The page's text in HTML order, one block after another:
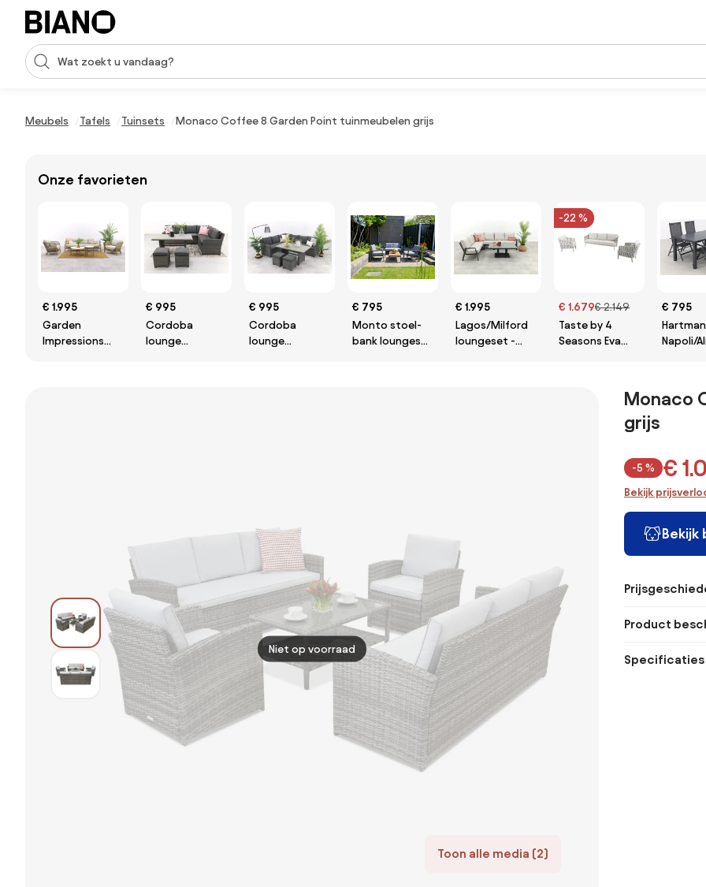
Navigatie overslaan, naar inhoud springen
Zoekopdracht invoeren
Meubels Tafels Tuinsets Monaco Coffee 8 Garden Point tuinmeubelen grijs
Onze favorieten
€ 1.995
Garden
Impressions
€ 995
Cordoba
lounge
€ 995
Cordoba
lounge
€ 795
Monto stoel-
bank loungeset
€ 1.995
Lagos/Milford
loungeset -
-22 %
€ 1.679€ 2.149
Taste by 4
Seasons Eva
weerbestendig
€ 795
Hartman
Napoli/
Toon alle media (2)
Niet op voorraad
Monaco
grijs
-5 % €
Bekijk
Bekijk
Product
Specificaties